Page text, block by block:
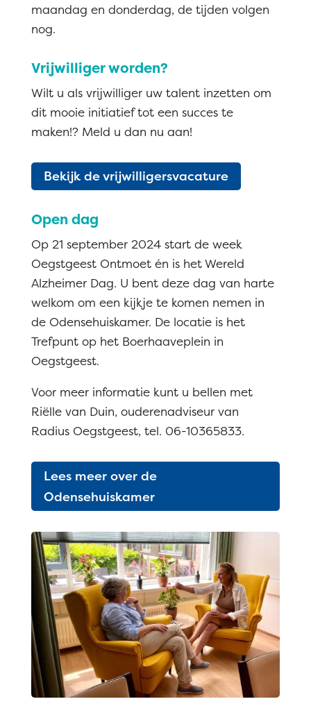
maandag en donderdag, de tijden volgen
nog.
Vrijwilliger worden?
Wilt u als vrijwilliger uw talent inzetten om
dit mooie initiatief tot een succes te
maken!? Meld u dan nu aan!
Bekijk de vrijwilligersvacature
Open dag
Op 21 september 2024 start de week
Oegstgeest Ontmoet én is het Wereld
Alzheimer Dag. U bent deze dag van harte
welkom om een kijkje te komen nemen in
de Odensehuiskamer. De locatie is het
Trefpunt op het Boerhaaveplein in
Oegstgeest.
Voor meer informatie kunt u bellen met
Riëlle van Duin, ouderenadviseur van
Radius Oegstgeest, tel. 06-10365833.
Lees meer over de
Odensehuiskamer